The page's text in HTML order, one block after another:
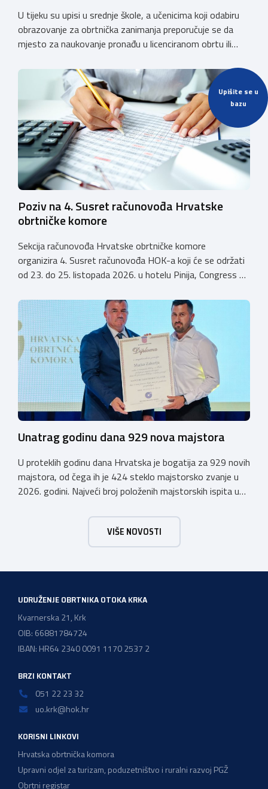
Upišite se u
bazu
U tijeku su upisi u srednje škole, a učenicima koji odabiru
obrazovanje za obrtnička zanimanja preporučuje se da
mjesto za naukovanje pronađu u licenciranom obrtu ili
koji još nemaju licenciju da pokrenu postupak
licenciranja kako bi budućim učenicima omogućili
kvalitetno i sigurno stjecanje praktičnih znanja, a
istodobno ulagali u razvoj […]
Poziv na 4. Susret računovođa Hrvatske
obrtničke komore
Sekcija računovođa Hrvatske obrtničke komore
organizira 4. Susret računovođa HOK-a koji će se održati
od 23. do 25. listopada 2026. u hotelu Pinija, Congress &
otvoren u petak, 23. listopada 2026. u
poslijepodnevnim, uz uvodno predavanje i pozdrav
domaćina. Tijekom subote, 24. listopada, održavat će se
predavanja, interaktivne radionice te okrugli stolovi na
aktualne teme. […]
Unatrag godinu dana 929 nova majstora
U proteklih godinu dana Hrvatska je bogatija za 929 novih
majstora, od čega ih je 424 steklo majstorsko zvanje u
2026. godini. Najveći broj položenih majstorskih ispita u
majstor elektroinstalater, majstor frizer, majstor
vodoinstalatera, instalatera grijanja i klimatizacije te
majstora automehaničara. Najveći broj navedenih
VIŠE NOVOSTI
UDRUŽENJE OBRTNIKA OTOKA KRKA
Kvarnerska 21, Krk
OIB: 66881784724
IBAN: HR64 2340 0091 1170 2537 2
BRZI KONTAKT
051 22 23 32
uo.krk@hok.hr
KORISNI LINKOVI
Hrvatska obrtnička komora
Upravni odjel za turizam, poduzetništvo i ruralni razvoj PGŽ
Obrtni registar